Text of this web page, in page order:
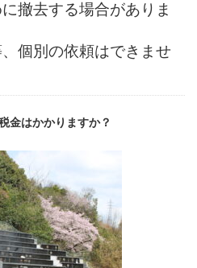
撤去する場合がありま
個別の依頼はできませ
金はかかりますか？